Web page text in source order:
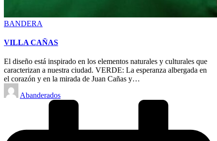
Posted
BANDERA
VILLA CAÑAS
El diseño está inspirado en los elementos naturales y culturales que
caracterizan a nuestra ciudad. VERDE: La esperanza albergada en
el corazón y en la mirada de Juan Cañas y…
Posted
by
Abanderados